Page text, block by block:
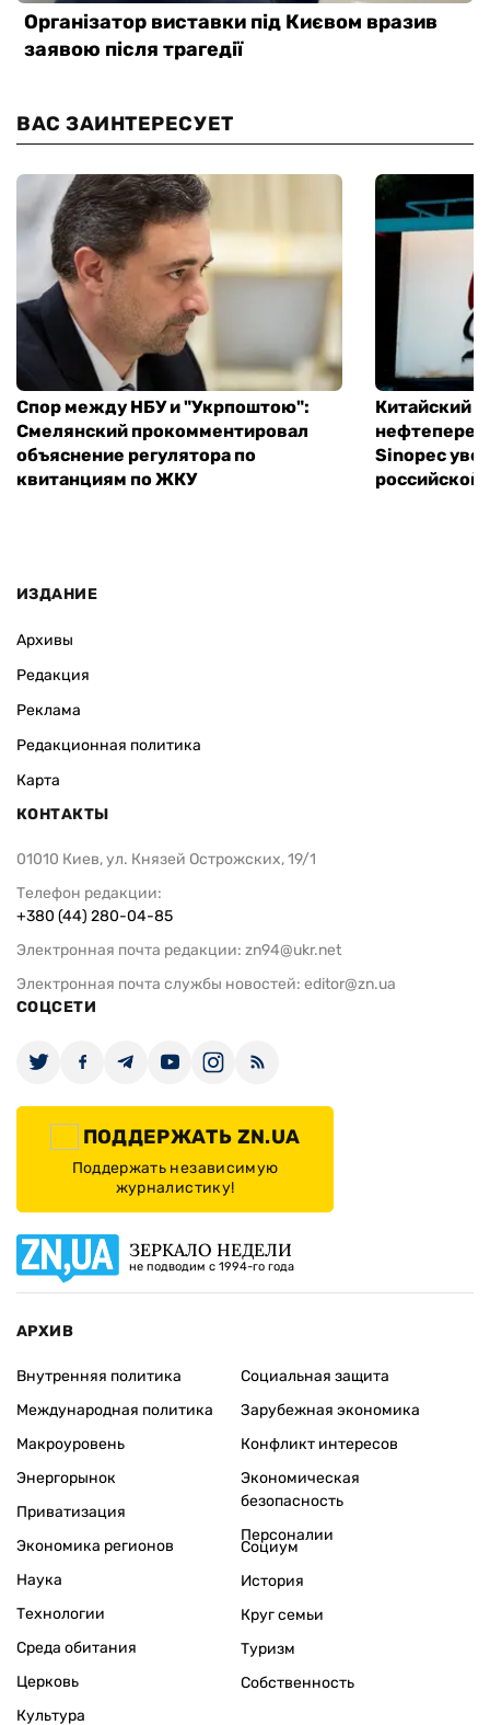
ВАС ЗАИНТЕРЕСУЕТ
Спор между НБУ и "Укрпоштою":
Смелянский прокомментировал
объяснение регулятора по
квитанциям по ЖКУ
Китайский
Sinopec
российской
ИЗДАНИЕ
Архивы
Редакция
Реклама
Редакционная политика
Карта
КОНТАКТЫ
01010 Киев, ул. Князей Острожских, 19/1
Телефон редакции:
+380 (44) 280-04-85
Электронная почта редакции: zn94@ukr.net
Электронная почта службы новостей: editor@zn.ua
СОЦСЕТИ
ПОДДЕРЖАТЬ ZN.UA
Поддержать независимую
журналистику!
ЗЕРКАЛО НЕДЕЛИ
не подводим с 1994-го года
АРХИВ
Внутренняя политика
Международная политика
Макроуровень
Энергорынок
Приватизация
Экономика регионов
Социальная защита
Зарубежная экономика
Конфликт интересов
Экономическая
безопасность
Персоналии
Наука
Технологии
Среда обитания
Церковь
Культура
Социум
История
Круг семьи
Туризм
Собственность